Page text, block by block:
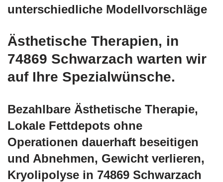
unterschiedliche Modellvorschläge
Ästhetische Therapien, in
74869 Schwarzach warten wir
auf Ihre Spezialwünsche.
Bezahlbare Ästhetische Therapie,
Lokale Fettdepots ohne
Operationen dauerhaft beseitigen
und Abnehmen, Gewicht verlieren,
Kryolipolyse in 74869 Schwarzach